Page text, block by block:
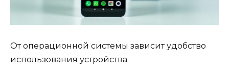
От операционной системы зависит удобство
использования устройства.